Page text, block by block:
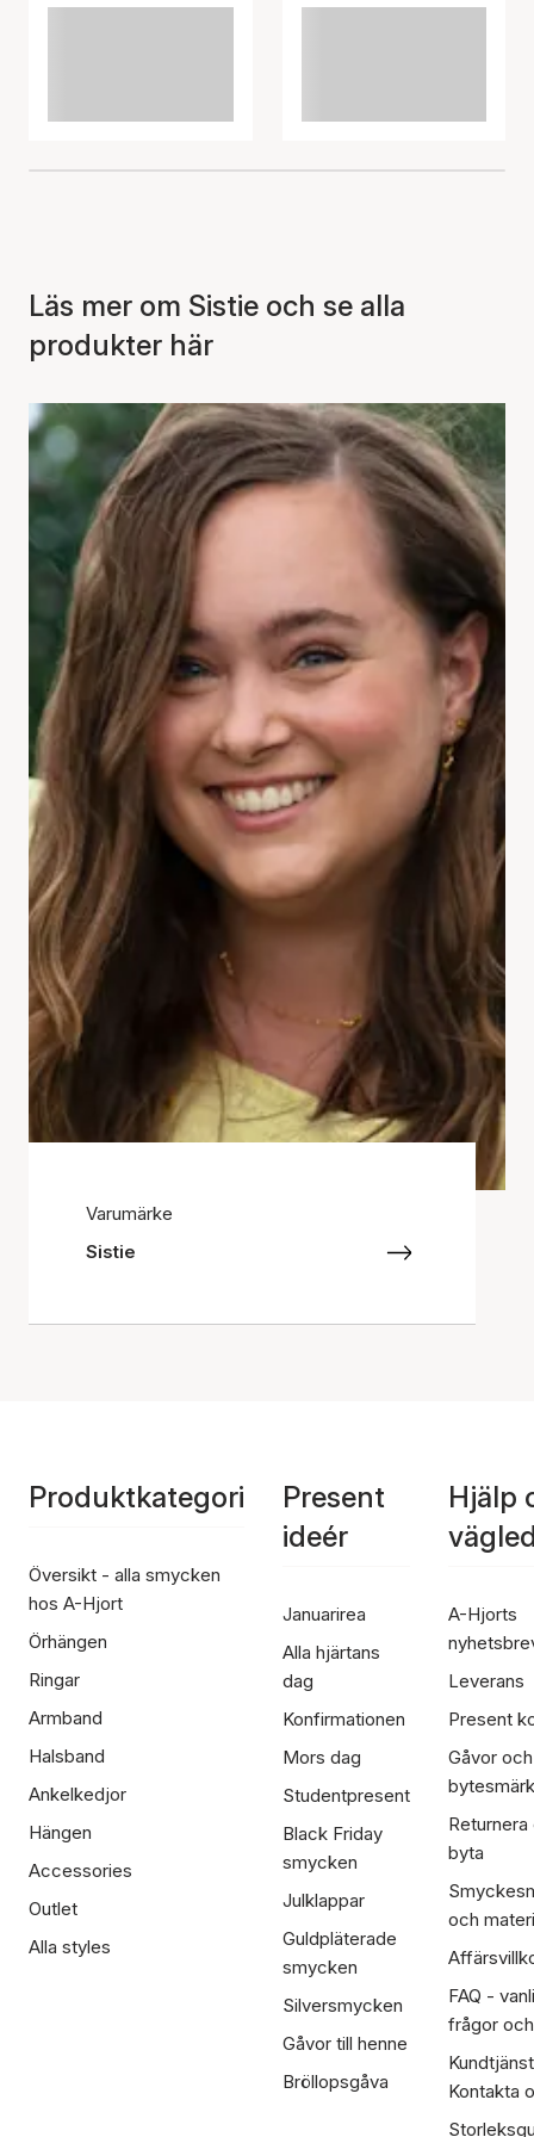
Läs mer om Sistie och se alla
produkter här
Varumärke
Sistie
Produktkategori
Översikt - alla smycken
hos A-Hjort
Örhängen
Ringar
Armband
Halsband
Ankelkedjor
Hängen
Accessories
Outlet
Alla styles
Present
ideér
Januarirea
Alla hjärtans
dag
Konfirmationen
Mors dag
Studentpresent
Black Friday
smycken
Julklappar
Guldpläterade
smycken
Silversmycken
Gåvor till henne
Bröllopsgåva
Hjälp
A-Hjorts
Leverans
Present
Gåvor och
Returnera
byta
och
FAQ -
frågor
Kontakta